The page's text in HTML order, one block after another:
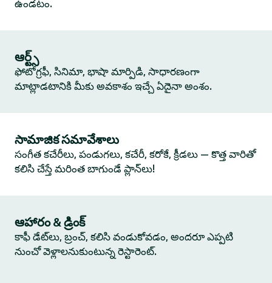
ఉండటం.
ఆర్ట్స్
ఫోటోగ్రఫీ, సినిమా, భాషా మార్పిడి, సాధారణంగా
మాట్లాడటానికి మీకు అవకాశం ఇచ్చే ఏదైనా అంశం.
సామాజిక సమావేశాలు
సంగీత కచేరీలు, పండుగలు, కచేరీ, కరోకే, క్రీడలు — కొత్త వారితో
కలిసి చేస్తే మరింత బాగుండే ప్లాన్‌లు!
ఆహారం & డ్రింక్
కాఫీ డేట్‌లు, బ్రంచ్, కలిసి వండుకోవడం, అందరూ ఎప్పటి
నుంచో వెళ్లాలనుకుంటున్న రెస్టారెంట్.